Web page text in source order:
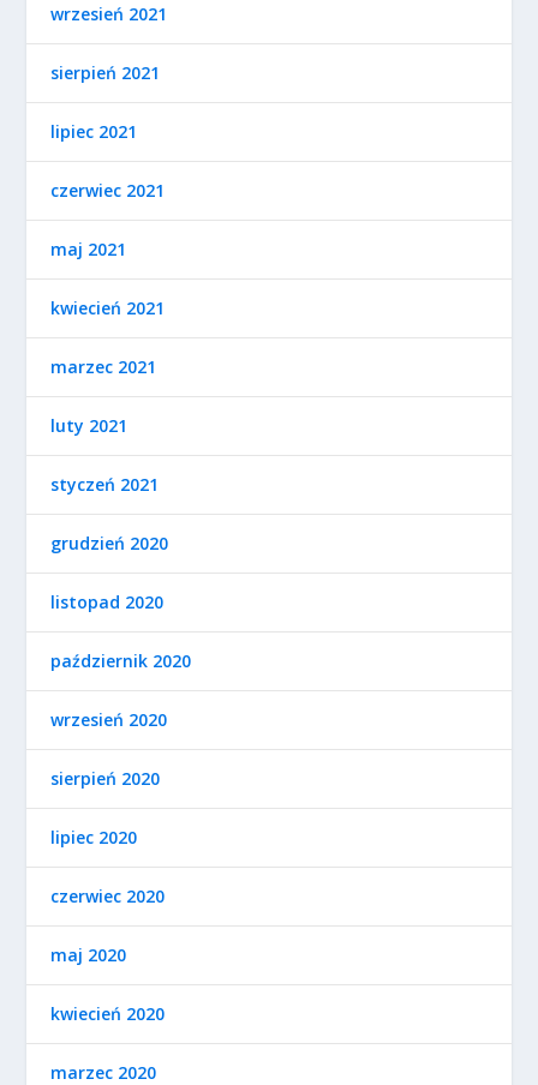
wrzesień 2021
sierpień 2021
lipiec 2021
czerwiec 2021
maj 2021
kwiecień 2021
marzec 2021
luty 2021
styczeń 2021
grudzień 2020
listopad 2020
październik 2020
wrzesień 2020
sierpień 2020
lipiec 2020
czerwiec 2020
maj 2020
kwiecień 2020
marzec 2020